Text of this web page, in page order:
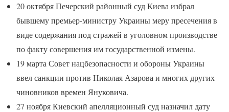
20 октября Печерский районный суд Киева избрал
бывшему премьер-министру Украины меру пресечения в
виде содержания под стражей в уголовном производстве
по факту совершения им государственной измены.
19 марта Совет нацбезопасности и обороны Украины
ввел санкции против Николая Азарова и многих других
чиновников времен Януковича.
27 ноября Киевский апелляционный суд назначил дату